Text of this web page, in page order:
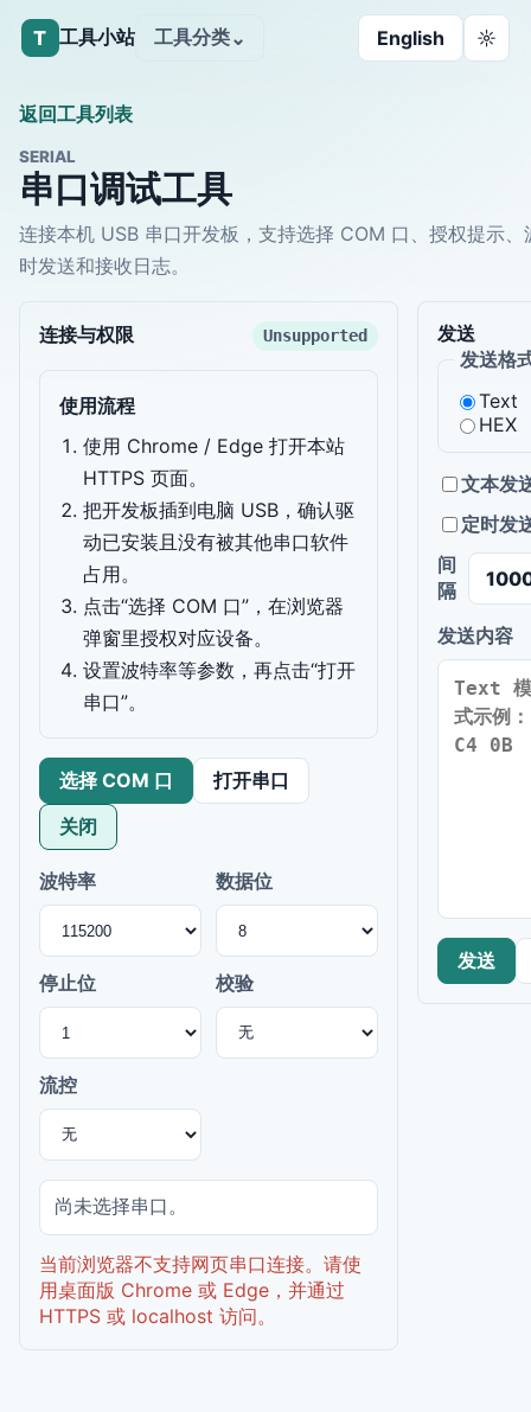
T 工具小站 工具分类⌄ English ☼
返回工具列表
SERIAL
串口调试工具
连接本机 USB 串口开发板，支持选择 COM 口、授权提示
时发送和接收日志。
连接与权限 Unsupported
使用流程
使用 Chrome / Edge 打开本站
HTTPS 页面。
把开发板插到电脑 USB，确认驱
动已安装且没有被其他串口软件
占用。
点击“选择 COM 口”，在浏览器
弹窗里授权对应设备。
设置波特率等参数，再点击“打开
串口”。
选择 COM 口
打开串口
关闭
波特率 数据位
停止位 校验
流控
尚未选择串口。
当前浏览器不支持网页串口连接。请使
用桌面版 Chrome 或 Edge，并通过
HTTPS 或 localhost 访问。
发送
发送格
Text
HEX
文本发
定时发
间
隔
发送内容
发送